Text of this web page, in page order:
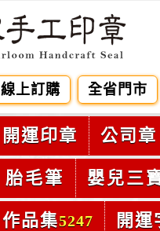
線上訂購 全省門市
開運印章 公司章
胎毛筆 嬰兒三
作品集5247 開運